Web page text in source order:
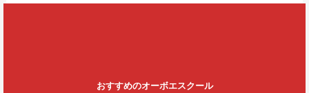
おすすめのオーボエスクール